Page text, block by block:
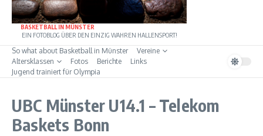
BASKETBALL IN MÜNSTER
EIN FOTOBLOG ÜBER DEN EINZIG WAHREN HALLENSPORT!
So what about Basketball in Münster
Vereine
Altersklassen
Fotos Berichte
Links
Jugend trainiert für Olympia
UBC Münster U14.1 – Telekom
Baskets Bonn